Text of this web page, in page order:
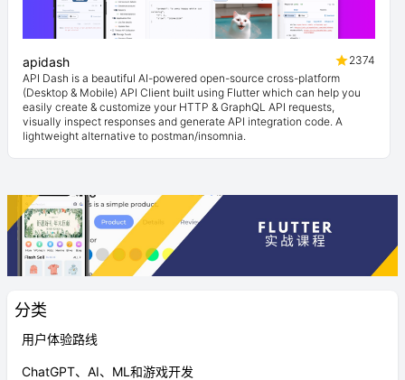
分类
用户体验路线
ChatGPT、AI、ML和游戏开发
apidash
2374
API Dash is a beautiful AI-powered open-source cross-platform
(Desktop & Mobile) API Client built using Flutter which can help you
easily create & customize your HTTP & GraphQL API requests,
visually inspect responses and generate API integration code. A
lightweight alternative to postman/insomnia.